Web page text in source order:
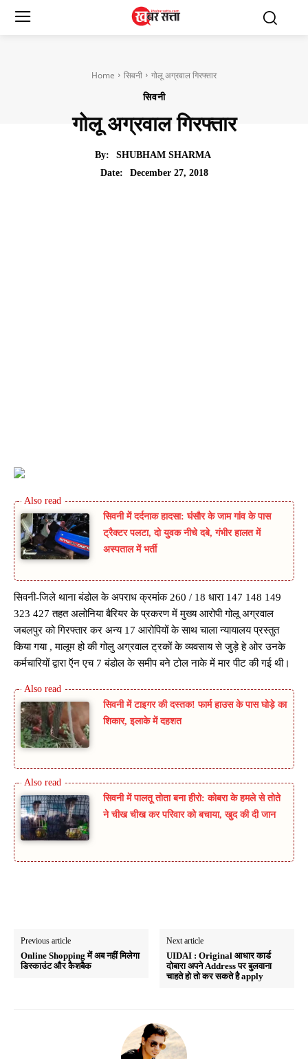
Home सिवनी गोलू अग्रवाल गिरफ्तार
सिवनी
गोलू अग्रवाल गिरफ्तार
By:
SHUBHAM SHARMA
Date:
December 27, 2018
सिवनी में दर्दनाक हादसा: घंसौर के जाम गांव के पास
ट्रैक्टर पलटा, दो युवक नीचे दबे, गंभीर हालत में
अस्पताल में भर्ती
सिवनी-जिले थाना बंडोल के अपराध क्रमांक 260 / 18 धारा 147 148 149
323 427 तहत अलोनिया बैरियर के प्रकरण में मुख्य आरोपी गोलू अग्रवाल
जबलपुर को गिरफ्तार कर अन्य 17 आरोपियों के साथ चाला न्यायालय प्रस्तुत
किया गया , मालूम हो की गोलु अग्रवाल ट्रकों के व्यवसाय से जुड़े हे ओर उनके
कर्मचारियों द्वारा ऍन एच 7 बंडोल के समीप बने टोल नाके में मार पीट की गई थी।
सिवनी में टाइगर की दस्तक! फार्म हाउस के पास घोड़े का
शिकार, इलाके में दहशत
सिवनी में पालतू तोता बना हीरो: कोबरा के हमले से तोते
ने चीख चीख कर परिवार को बचाया, खुद की दी जान
Previous article
Online Shopping में अब नहीं मिलेगा
डिस्काउंट और कैशबैक
Next article
UIDAI : Original आधार कार्ड
दोबारा अपने Address पर बुलवाना
चाहते हो तो कर सकते है apply